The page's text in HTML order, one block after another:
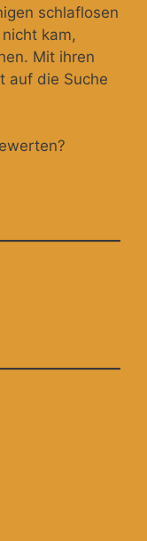
schlaflosen
kam,
Mit ihren
auf die Suche